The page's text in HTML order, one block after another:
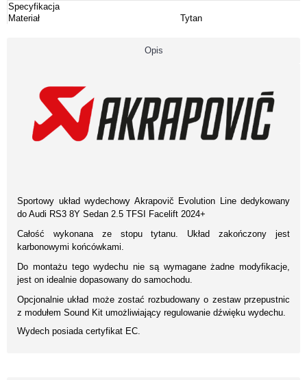
Specyfikacja
Materiał
Tytan
Opis
Sportowy układ wydechowy Akrapovič Evolution Line dedykowany
do Audi RS3 8Y Sedan 2.5 TFSI Facelift 2024+
Całość wykonana ze stopu tytanu. Układ zakończony jest
karbonowymi końcówkami.
Do montażu tego wydechu nie są wymagane żadne modyfikacje,
jest on idealnie dopasowany do samochodu.
Opcjonalnie układ może zostać rozbudowany o zestaw przepustnic
z modułem Sound Kit umożliwiający regulowanie dźwięku wydechu.
Wydech posiada certyfikat EC.